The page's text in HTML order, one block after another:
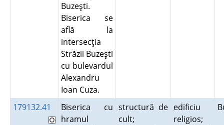
Buzeşti.
Biserica se
află la
intersecţia
Străzii Buzeşti
cu bulevardul
Alexandru
Ioan Cuza.
179132.41
Biserica cu
hramul
structură de
cult;
edificiu
religios;